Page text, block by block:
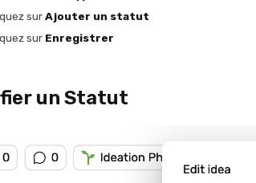
surAjouter un statut
sur Enregistrer
un Statut